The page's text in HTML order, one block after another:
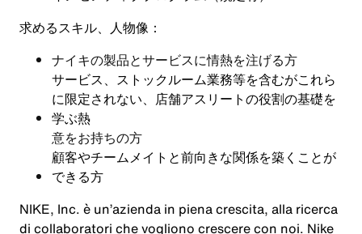
求めるスキル、人物像：
ナイキの製品とサービスに情熱を注げる方
サービス、ストックルーム業務等を含むがこれら
に限定されない、店舗アスリートの役割の基礎を
学ぶ熱
意をお持ちの方
顧客やチームメイトと前向きな関係を築くことが
できる方
NIKE, Inc. è un’azienda in piena crescita, alla ricerca
di collaboratori che vogliono crescere con noi. Nike